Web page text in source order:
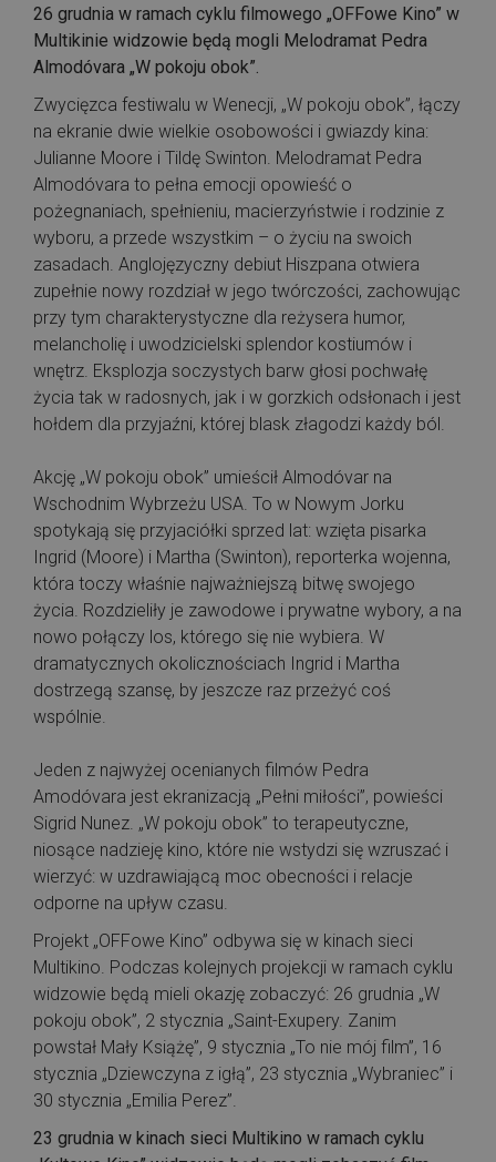
26 grudnia w ramach cyklu filmowego „OFFowe Kino” w
Multikinie widzowie będą mogli Melodramat Pedra
Almodóvara „W pokoju obok”.
Zwycięzca festiwalu w Wenecji, „W pokoju obok”, łączy
na ekranie dwie wielkie osobowości i gwiazdy kina:
Julianne Moore i Tildę Swinton. Melodramat Pedra
Almodóvara to pełna emocji opowieść o
pożegnaniach, spełnieniu, macierzyństwie i rodzinie z
wyboru, a przede wszystkim – o życiu na swoich
zasadach. Anglojęzyczny debiut Hiszpana otwiera
zupełnie nowy rozdział w jego twórczości, zachowując
przy tym charakterystyczne dla reżysera humor,
melancholię i uwodzicielski splendor kostiumów i
wnętrz. Eksplozja soczystych barw głosi pochwałę
życia tak w radosnych, jak i w gorzkich odsłonach i jest
hołdem dla przyjaźni, której blask złagodzi każdy ból.
Akcję „W pokoju obok” umieścił Almodóvar na
Wschodnim Wybrzeżu USA. To w Nowym Jorku
spotykają się przyjaciółki sprzed lat: wzięta pisarka
Ingrid (Moore) i Martha (Swinton), reporterka wojenna,
która toczy właśnie najważniejszą bitwę swojego
życia. Rozdzieliły je zawodowe i prywatne wybory, a na
nowo połączy los, którego się nie wybiera. W
dramatycznych okolicznościach Ingrid i Martha
dostrzegą szansę, by jeszcze raz przeżyć coś
wspólnie.
Jeden z najwyżej ocenianych filmów Pedra
Amodóvara jest ekranizacją „Pełni miłości”, powieści
Sigrid Nunez. „W pokoju obok” to terapeutyczne,
niosące nadzieję kino, które nie wstydzi się wzruszać i
wierzyć: w uzdrawiającą moc obecności i relacje
odporne na upływ czasu.
Projekt „OFFowe Kino” odbywa się w kinach sieci
Multikino. Podczas kolejnych projekcji w ramach cyklu
widzowie będą mieli okazję zobaczyć: 26 grudnia „W
pokoju obok”, 2 stycznia „Saint-Exupery. Zanim
powstał Mały Książę”, 9 stycznia „To nie mój film”, 16
stycznia „Dziewczyna z igłą”, 23 stycznia „Wybraniec” i
30 stycznia „Emilia Perez”.
23 grudnia w kinach sieci Multikino w ramach cyklu